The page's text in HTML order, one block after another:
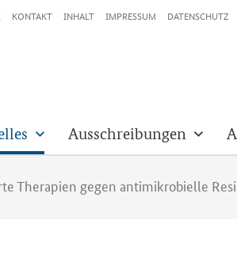
KONTAKT INHALT IMPRESSUM DATENSCHUTZ
Ausschreibungen
Therapien gegen antimikrobielle